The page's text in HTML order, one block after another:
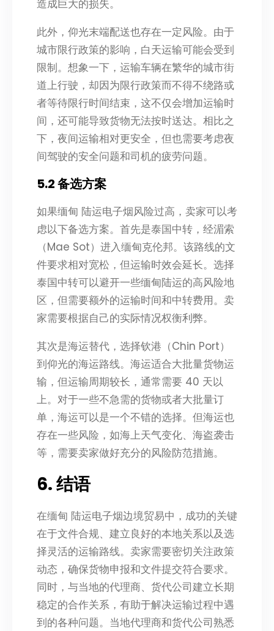
造成巨大的损失。
此外，仰光末端配送也存在一定风险。由于
城市限行政策的影响，白天运输可能会受到
限制。想象一下，运输车辆在繁华的城市街
道上行驶，却因为限行政策而不得不绕路或
者等待限行时间结束，这不仅会增加运输时
间，还可能导致货物无法按时送达。相比之
下，夜间运输相对更安全，但也需要考虑夜
间驾驶的安全问题和司机的疲劳问题。
5.2 备选方案
如果缅甸 陆运电子烟风险过高，卖家可以考
虑以下备选方案。首先是泰国中转，经湄索
（Mae Sot）进入缅甸克伦邦。该路线的文
件要求相对宽松，但运输时效会延长。选择
泰国中转可以避开一些缅甸陆运的高风险地
区，但需要额外的运输时间和中转费用。卖
家需要根据自己的实际情况权衡利弊。
其次是海运替代，选择钦港（Chin Port）
到仰光的海运路线。海运适合大批量货物运
输，但运输周期较长，通常需要 40 天以
上。对于一些不急需的货物或者大批量订
单，海运可以是一个不错的选择。但海运也
存在一些风险，如海上天气变化、海盗袭击
等，需要卖家做好充分的风险防范措施。
6. 结语
在缅甸 陆运电子烟边境贸易中，成功的关键
在于文件合规、建立良好的本地关系以及选
择灵活的运输路线。卖家需要密切关注政策
动态，确保货物申报和文件提交符合要求。
同时，与当地的代理商、货代公司建立长期
稳定的合作关系，有助于解决运输过程中遇
到的各种问题。当地代理商和货代公司熟悉